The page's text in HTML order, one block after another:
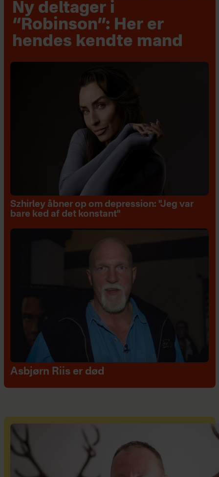
Ny deltager i
“Robinson”: Her er
hendes kendte mand
Szhirley åbner op om depression: "Jeg var
bare ked af det konstant"
Asbjørn Riis er død